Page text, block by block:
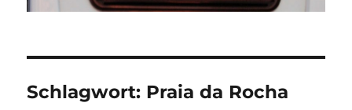
Schlagwort: Praia da Rocha